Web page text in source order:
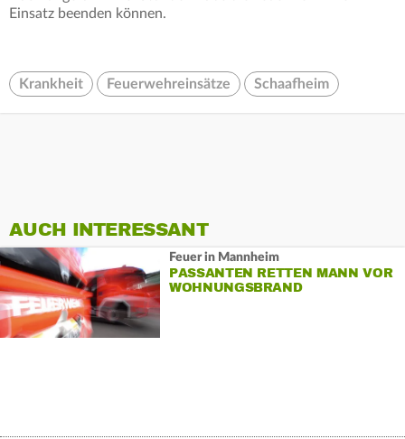
Einsatz beenden können.
Krankheit Feuerwehreinsätze Schaafheim
AUCH INTERESSANT
Feuer in Mannheim
PASSANTEN RETTEN MANN VOR
WOHNUNGSBRAND